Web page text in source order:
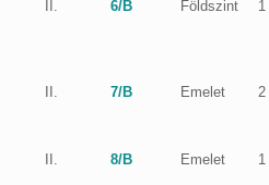
II. 6/B Földszint 1
II. 7/B Emelet 2
II. 8/B Emelet 1